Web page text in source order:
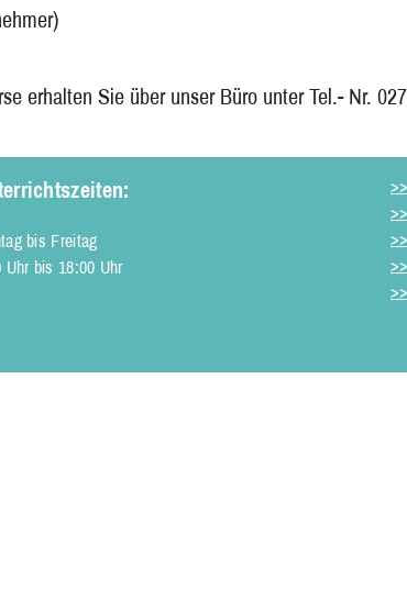
erhalten Sie über unser Büro unter Tel.- Nr.
bis Freitag
Uhr bis 18:00 Uhr